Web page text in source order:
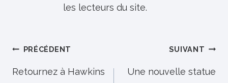
les lecteurs du site.
Navigation
de
PRÉCÉDENT
Retournez à Hawkins
SUIVANT
Une nouvelle statue